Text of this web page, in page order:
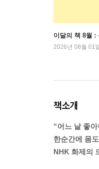
이달의 책 8월 :
2026년 08월 01
책소개
“어느 날 좋
한순간에 몸
NHK 화제의